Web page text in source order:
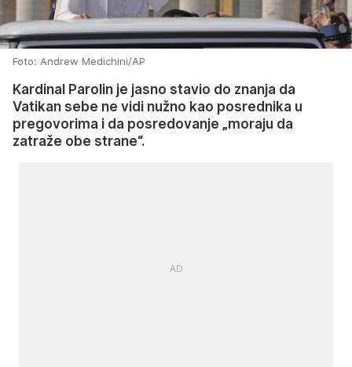
Foto: Andrew Medichini/AP
Kardinal Parolin je jasno stavio do znanja da
Vatikan sebe ne vidi nužno kao posrednika u
pregovorima i da posredovanje „moraju da
zatraže obe strane“.